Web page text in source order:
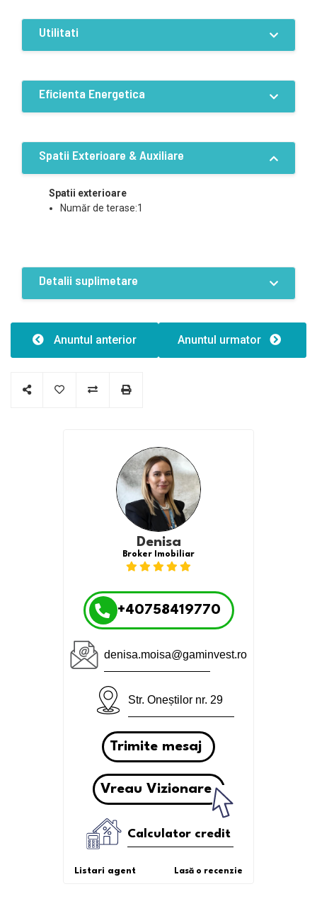
Utilitati
Eficienta Energetica
Spatii Exterioare & Auxiliare
Spatii exterioare
Număr de terase:1
Detalii suplimetare
Număr de fațade:1
Anuntul anterior Anuntul urmator
Denisa
Broker Imobiliar
+40758419770
denisa.moisa@gaminvest.ro
Str. Oneștilor nr. 29
Trimite mesaj
Vreau Vizionare
Calculator credit
Listari agent Lasă o recenzie